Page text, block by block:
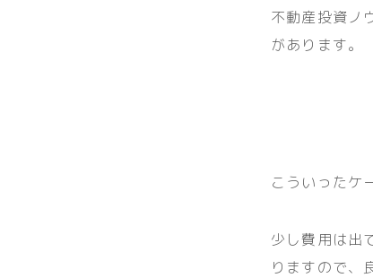
不動産投資ノ
があります。
こういったケ
少し費用は出
りますので、